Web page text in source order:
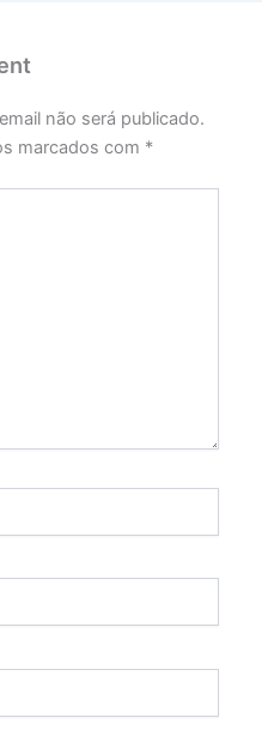
não será publicado.
marcados com *